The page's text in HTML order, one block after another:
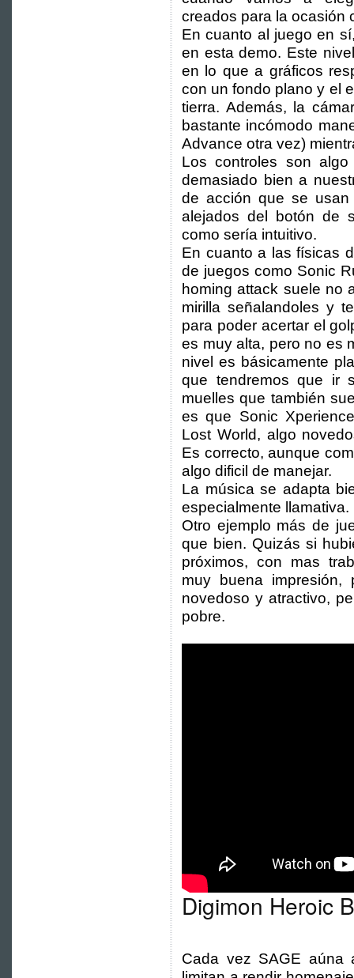
creados para la ocasión
En cuanto al juego en
en esta demo. Este
en lo que a gráficos
con un fondo plano y el
tierra. Además, la
bastante incómodo
Advance otra vez)
Los controles son
demasiado bien a
de acción que se
alejados del botón de
como sería intuitivo.
En cuanto a las físicas
de juegos como Sonic
homing attack suele no
mirilla señalandoles y
para poder acertar el
es muy alta, pero no es
nivel es básicamente
que tendremos que ir
muelles que también
es que Sonic
Lost World, algo
Es correcto, aunque
algo dificil de manejar.
La música se adapta
especialmente llamativa.
Otro ejemplo más de
que bien. Quizás si
próximos, con mas
muy buena
novedoso y atractivo,
pobre.
Digimon Heroic
Cada vez SAGE aúna